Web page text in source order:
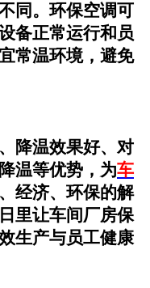
同。环保空调可
备正常运行和员
常温环境，避免
降温效果好、对
温等优势，为车
经济、环保的解
里让车间厂房保
生产与员工健康